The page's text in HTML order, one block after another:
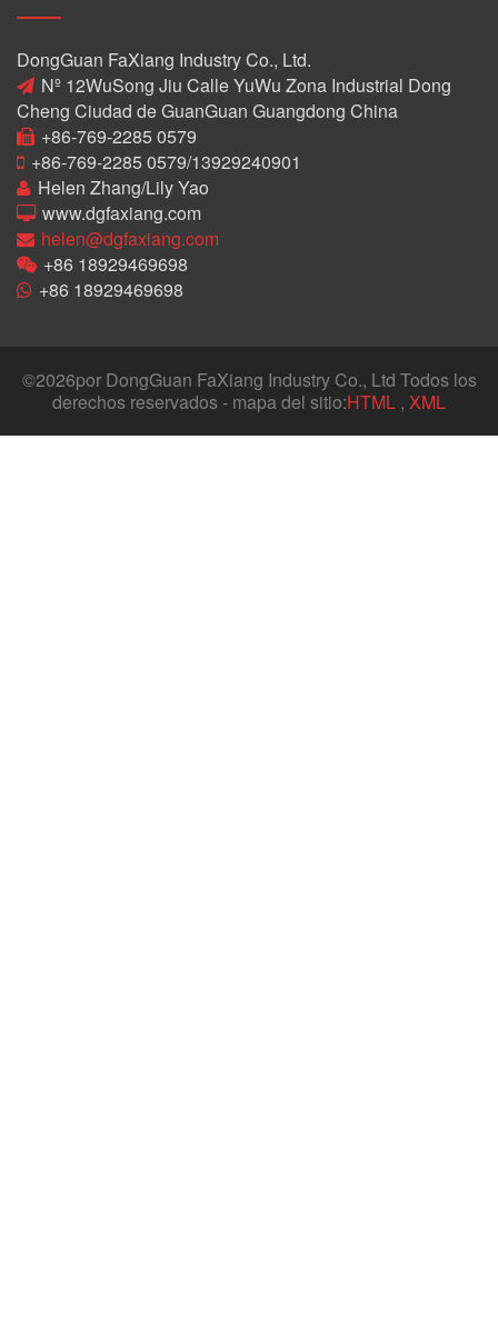
DongGuan FaXiang Industry Co., Ltd.
Nº 12WuSong Jiu Calle YuWu Zona Industrial Dong
Cheng Ciudad de GuanGuan Guangdong China
+86-769-2285 0579
+86-769-2285 0579/13929240901
Helen Zhang/Lily Yao
www.dgfaxiang.com
helen@dgfaxiang.com
+86 18929469698
+86 18929469698
©2026por DongGuan FaXiang Industry Co., Ltd Todos los
derechos reservados - mapa del sitio:HTML , XML